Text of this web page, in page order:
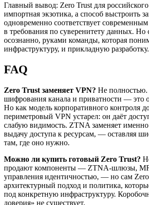
Главный вывод: Zero Trust для
импортная экзотика, а способ выстроить
одновременно соответствует
в требования по суверенитету данных. Но
осознанно, руками команды, которая
инфраструктуру, и прикладную разработку.
FAQ
Zero Trust заменяет VPN? Не полностью.
шифрования канала и приватности — это
Но как модель корпоративного контроля
периметровый VPN устарел: он даёт
слабую видимость. ZTNA заменяет
выдачу доступа к ресурсам, — оставляя
там, где оно нужно.
Можно ли купить готовый Zero Trust?
продают компоненты — ZTNA-шлюзы,
управления идентичностью, — но сам Zero
архитектурный подход и политика,
под конкретную инфраструктуру.
доверия» не существует.